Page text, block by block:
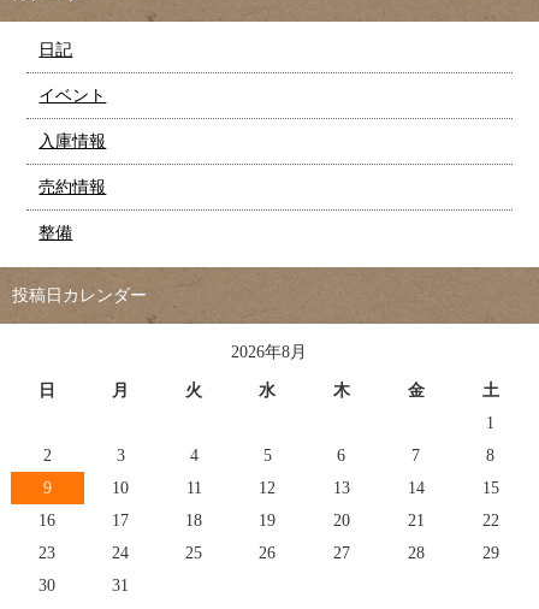
日記
イベント
入庫情報
売約情報
整備
投稿日カレンダー
2026年8月
日 月 火 水 木 金 土
1
2
3 4 5 6 7
8
9
10 11 12 13 14
15
16
17 18 19 20 21
22
23
24 25 26 27 28
29
30
31